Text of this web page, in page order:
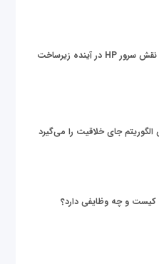
زیر پوست دنیای داده؛ نقش سرور HP در آینده زیرساخت
جای خلاقیت را می‌گیرد
کیست و چه وظایفی دارد؟